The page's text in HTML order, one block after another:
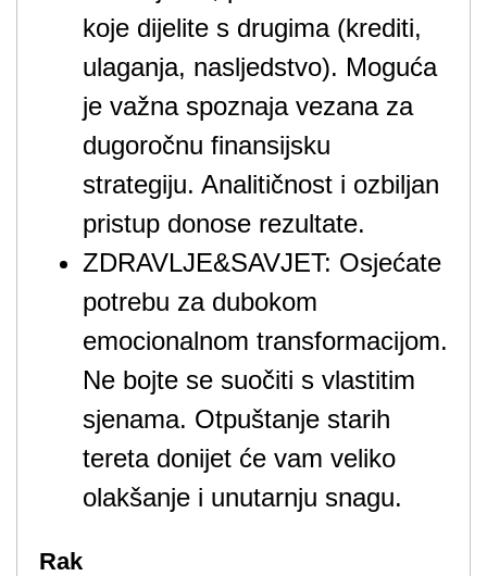
koje dijelite s drugima (krediti,
ulaganja, nasljedstvo). Moguća
je važna spoznaja vezana za
dugoročnu finansijsku
strategiju. Analitičnost i ozbiljan
pristup donose rezultate.
ZDRAVLJE&SAVJET: Osjećate
potrebu za dubokom
emocionalnom transformacijom.
Ne bojte se suočiti s vlastitim
sjenama. Otpuštanje starih
tereta donijet će vam veliko
olakšanje i unutarnju snagu.
Rak